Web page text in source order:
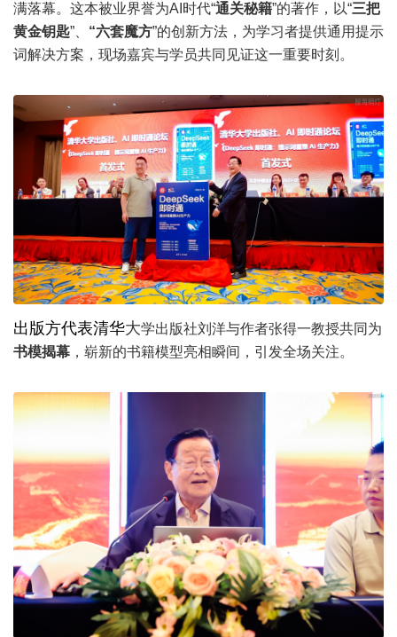
满落幕。这本被业界誉为AI时代“通关秘籍”的著作，以“三把
黄金钥匙”、 “六套魔方”的创新方法，为学习者提供通用提示
词解决方案，现场嘉宾与学员共同见证这一重要时刻。
出版方代表清华大学出版社刘洋与作者张得一教授共同为
书模揭幕 ，崭新的书籍模型亮相瞬间，引发全场关注。